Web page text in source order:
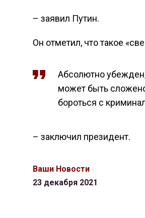
– заявил Путин.
Он отметил, что такое
Абсолютно убежден,
может быть сложено
бороться с
– заключил президент.
Ваши Новости
23 декабря 2021